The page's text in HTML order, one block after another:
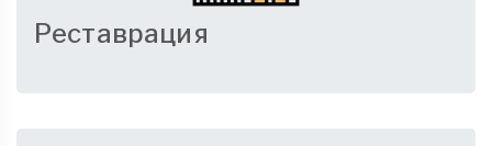
Реставрация